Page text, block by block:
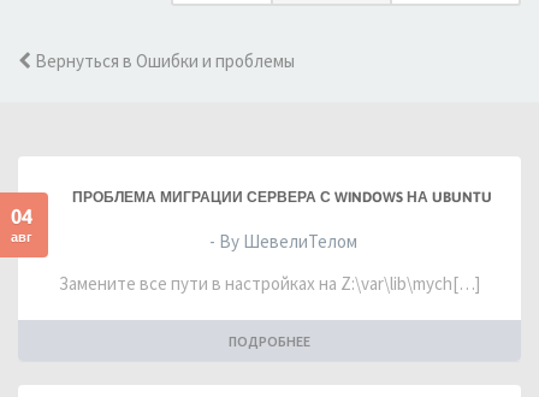
Вернуться в Ошибки и проблемы
04
авг
ПРОБЛЕМА МИГРАЦИИ СЕРВЕРА С WINDOWS НА UBUNTU
- By ШевелиТелом
Замените все пути в настройках на Z:\var\lib\mych[…]
ПОДРОБНЕЕ